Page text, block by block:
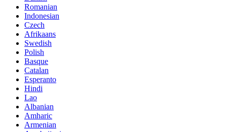
Romanian
Indonesian
Czech
Afrikaans
Swedish
Polish
Basque
Catalan
Esperanto
Hindi
Lao
Albanian
Amharic
Armenian